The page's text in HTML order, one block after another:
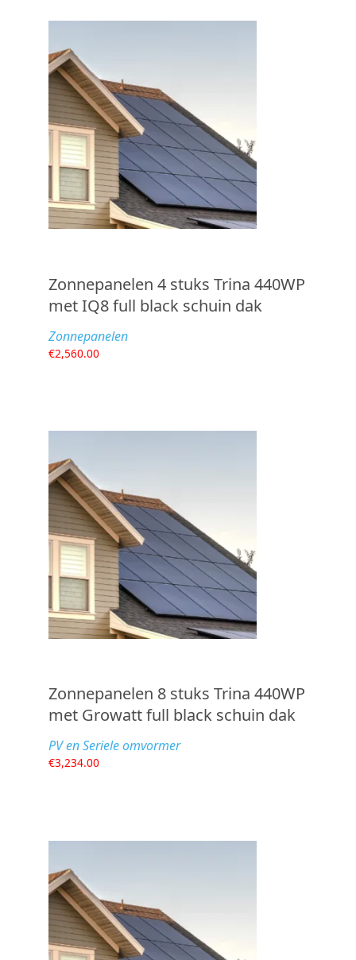
Zonnepanelen 4 stuks Trina 440WP
met IQ8 full black schuin dak
Zonnepanelen
€2,560.00
Zonnepanelen 8 stuks Trina 440WP
met Growatt full black schuin dak
PV en Seriele omvormer
€3,234.00